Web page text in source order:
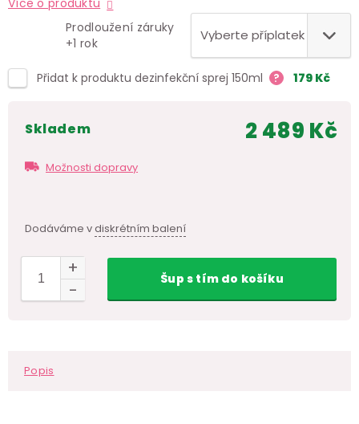
Prodloužení záruky
+1 rok
Přidat k produktu dezinfekční sprej 150ml ? 179 Kč
skladem
Možnosti dopravy
Dodáváme vdiskrétním balení
2 489 Kč
Šups tímdo košíku
Popis